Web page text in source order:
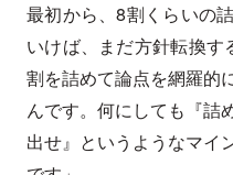
最初から、8割くらいの
いけば、まだ方針転換
割を詰めて論点を網羅的
んです。何にしても『詰
出せ』というようなマイ